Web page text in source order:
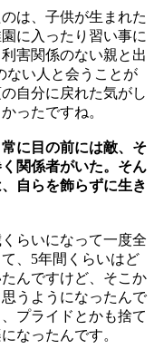
は、子供が生まれた
に入ったり習い事に
害関係のない親と出
ない人と会うことが
自分に戻れた気がし
ったですね。
に目の前には敵、そ
関係者がいた。そん
自らを飾らずに生き
らいになって一度全
、5年間くらいはど
んですけど、そこか
うようになったんで
プライドとかも捨て
なったんです。